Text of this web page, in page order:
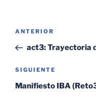
Navegación
entradas
Entrada
anterior:
ANTERIOR
act3: Trayectoria
Siguiente
entrada
SIGUIENTE
Manifiesto IBA